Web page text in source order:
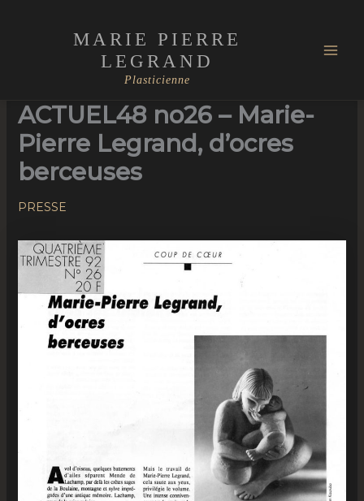
MARIE PIERRE
LEGRAND
Plasticienne
ACTUEL48 no26 – Marie-
Pierre Legrand, d’ocres
berceuses
PRESSE